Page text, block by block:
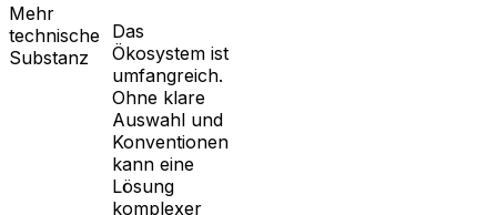
Mehr
technische
Substanz
Das
Ökosystem ist
umfangreich.
Ohne klare
Auswahl und
Konventionen
kann eine
Lösung
komplexer